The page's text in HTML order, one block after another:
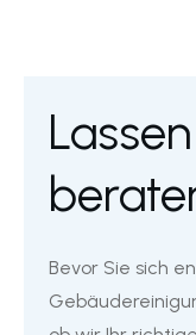
Bevor Sie sich